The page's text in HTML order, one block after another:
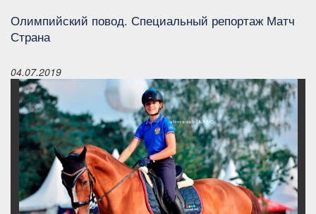
Олимпийский повод. Специальный репортаж Матч
Страна
04.07.2019